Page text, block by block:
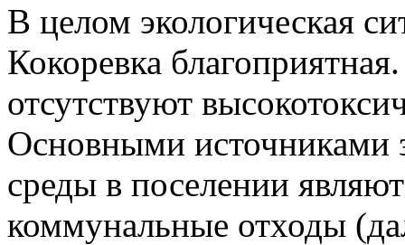
В целом экологическая
Кокоревка
отсутствуют
Основными источниками
среды в поселении
коммунальные отходы